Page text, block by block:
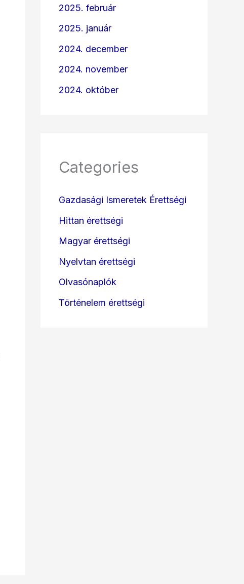
2025. február
2025. január
2024. december
2024. november
2024. október
Categories
Gazdasági Ismeretek Érettségi
Hittan érettségi
Magyar érettségi
Nyelvtan érettségi
Olvasónaplók
Történelem érettségi